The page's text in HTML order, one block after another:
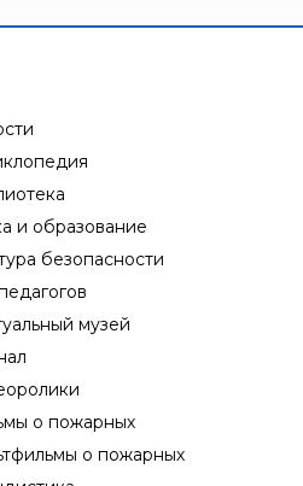
и образование
безопасности
музей
о пожарных
о пожарных